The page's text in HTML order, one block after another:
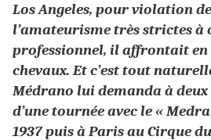
Los Angeles, pour violation
l’amateurisme très strictes à
professionnel, il affrontaiten
chevaux. Et c’est tout
Médrano lui demanda à
d’une tournée avec le «
1937 puis à Paris au Cirque